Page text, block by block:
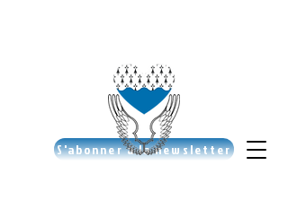
S'abonner à la newsletter